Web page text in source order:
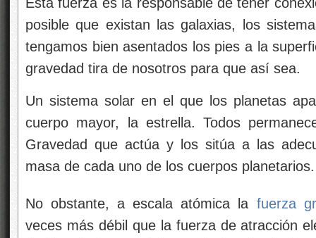
posible que existan las galaxias, los
tengamos bien asentados los pies a la
gravedad tira de nosotros para que así sea.
Un sistema solar en el que los planetas
cuerpo mayor, la estrella. Todos
Gravedad que actúa y los sitúa a las
masa de cada uno de los cuerpos planetarios.
No obstante, a escala atómica la fuerza
veces más débil que la fuerza de atracción